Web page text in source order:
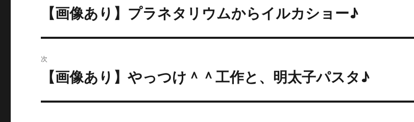
稿
ゲ
の
投
稿:
【画像あり】プラネタリウムからイルカショー♪
次
投
【画像あり】やっつけ＾＾工作と、明太子パスタ♪